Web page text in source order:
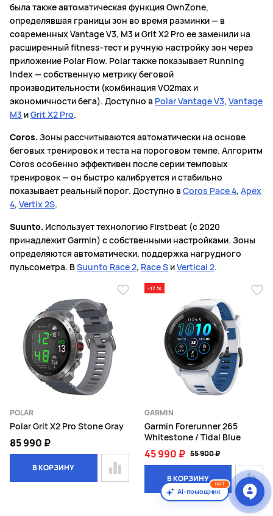
была также автоматическая функция OwnZone,
определявшая границы зон во время разминки — в
современных Vantage V3, M3 и Grit X2 Pro ее заменили на
расширенный fitness-тест и ручную настройку зон через
приложение Polar Flow. Polar также показывает Running
Index — собственную метрику беговой
производительности (комбинация VO2max и
экономичности бега). Доступно в Polar Vantage V3, Vantage
M3 иGrit X2 Pro.
Coros.Зоны рассчитываются автоматически на основе
беговых тренировок и теста на пороговом темпе. Алгоритм
Coros особенно эффективен после серии темповых
тренировок — он быстро калибруется и стабильно
показывает реальный порог. Доступно вCoros Pace 4, Apex
4, Vertix 2S.
Suunto. Использует технологию Firstbeat (с 2020
принадлежит Garmin) с собственными настройками. Зоны
определяются автоматически, поддержка нагрудного
пульсометра. ВSuunto Race 2, Race S иVertical 2.
POLAR
Polar Grit X2 Pro Stone Gray
85 990 ₽
В КОРЗИНУ
-17 %
GARMIN
Garmin Forerunner 265
Whitestone / Tidal Blue
45 990 ₽ 55 900 ₽
В КОРЗИНУ
AI-помощник
HOT